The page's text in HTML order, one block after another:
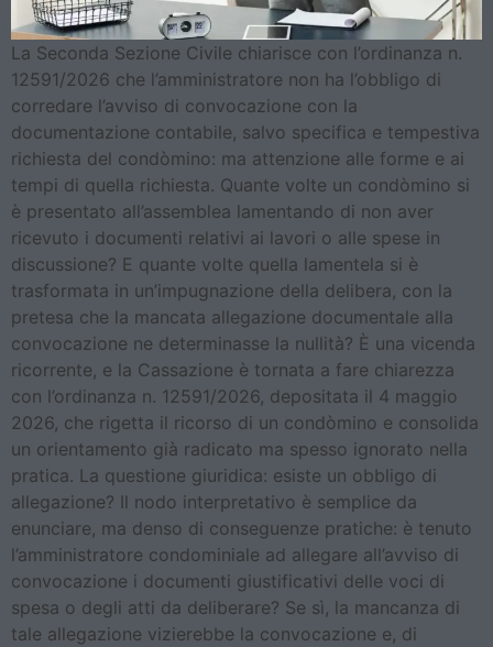
La Seconda Sezione Civile chiarisce con l’ordinanza n.
12591/2026 che l’amministratore non ha l’obbligo di
corredare l’avviso di convocazione con la
documentazione contabile, salvo specifica e tempestiva
richiesta del condòmino: ma attenzione alle forme e ai
tempi di quella richiesta. Quante volte un condòmino si
è presentato all’assemblea lamentando di non aver
ricevuto i documenti relativi ai lavori o alle spese in
discussione? E quante volte quella lamentela si è
trasformata in un’impugnazione della delibera, con la
pretesa che la mancata allegazione documentale alla
convocazione ne determinasse la nullità? È una vicenda
ricorrente, e la Cassazione è tornata a fare chiarezza
con l’ordinanza n. 12591/2026, depositata il 4 maggio
2026, che rigetta il ricorso di un condòmino e consolida
un orientamento già radicato ma spesso ignorato nella
pratica. La questione giuridica: esiste un obbligo di
allegazione? Il nodo interpretativo è semplice da
enunciare, ma denso di conseguenze pratiche: è tenuto
l’amministratore condominiale ad allegare all’avviso di
convocazione i documenti giustificativi delle voci di
spesa o degli atti da deliberare? Se sì, la mancanza di
tale allegazione vizierebbe la convocazione e, di